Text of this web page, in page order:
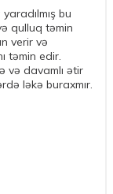
bu
qulluq təmin
verir və
təmin edir.
və davamlı ətir
ləkə buraxmır.